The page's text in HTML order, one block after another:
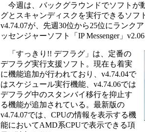
今週は、バックグラウンドでソフトが
グとスキャンディスクを実行できるソフ
v4.74.07が、先週30位から25位にランク
ッセンジャーソフト「IP Messenger」
「すっきり!! デフラグ」は、定番の
デフラグ実行支援ソフト。現在も着実
に機能追加が行われており、v4.74.04で
はスケジュール実行機能、v4.74.06では
デフラグ中のスタンバイ移行を抑止す
る機能が追加されている。最新版の
v4.74.07では、CPUの情報を表示する機
能においてAMD系CPUで表示できる項